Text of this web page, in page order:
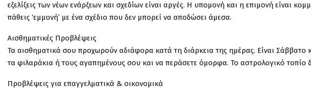
εξελίξεις των νέων ενάρξεων και σχεδίων είναι αργές. Η υπομονή και η επιμονή είναι
πάθεις ‘εμμονή’ με ένα σχέδιο που δεν μπορεί να αποδώσει άμεσα.
Αισθηματικές Προβλέψεις
Τα αισθηματικά σου προχωρούν αδιάφορα κατά τη διάρκεια της ημέρας. Είναι Σάββατο
τα φιλαράκια ή τους αγαπημένους σου και να περάσετε όμορφα. Το αστρολογικό τοπίο
Προβλέψεις για επαγγελματικά & οικονομικά